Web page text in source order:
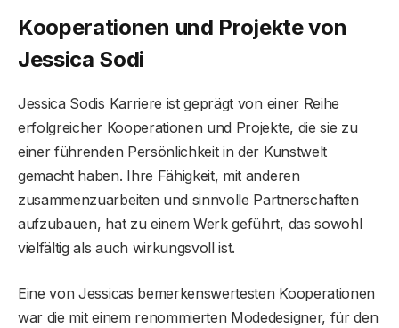
Kooperationen und Projekte von
Jessica Sodi
Jessica Sodis Karriere ist geprägt von einer Reihe
erfolgreicher Kooperationen und Projekte, die sie zu
einer führenden Persönlichkeit in der Kunstwelt
gemacht haben. Ihre Fähigkeit, mit anderen
zusammenzuarbeiten und sinnvolle Partnerschaften
aufzubauen, hat zu einem Werk geführt, das sowohl
vielfältig als auch wirkungsvoll ist.
Eine von Jessicas bemerkenswertesten Kooperationen
war die mit einem renommierten Modedesigner, für den